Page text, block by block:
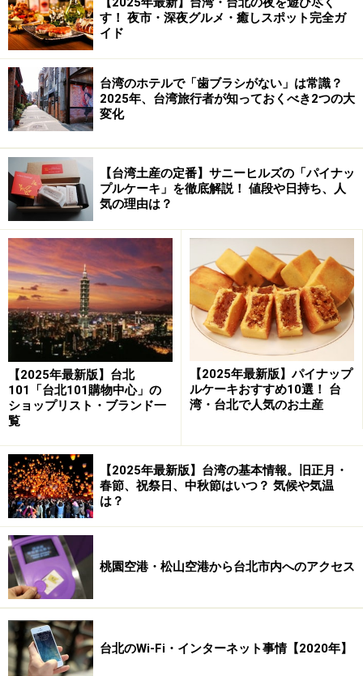
乗車チケットは始発駅などにあるカウンターで購入。24
時間営業で10～15分間隔で運行。大人片道350元、子ど
も片道200元、往復大人630元、学生・軍人片道300元、
12枚綴り回数券3500元。平日、休日ともに料金は同じ。
全席座席指定なので、チケットにある座席番号と同じ座
席に座ります。ポイントカードもあり、12回乗車すると
粗品が貰えます（最初の乗車時から6ヶ月間有効）。
バスはもちろん2階建てバス。かつては
尊龍客運の企業カラーとなっています。座席は豪勢な両
側1列ずつのゆったり座席。ただし、最後部は4人掛けな
のでご注意ください。
バス車内には係員はいませんが、何かあれば運転手に伝
えてください。言葉ができない方は筆談になってしまう
ので、運転中の運転手に話しかけるわけにもいきませ
ん。なので、座席の周囲にいる人となんとかコミュニケ
ーションをとることになります。
台湾の中・長距離バスは高速道路で1
す！ 夜市・深夜グルメ・癒しスポット完全ガ
イド
台湾のホテルで「歯ブラシがない」は常識？
2025年、台湾旅行者が知っておくべき2つの大
変化
【台湾土産の定番】サニーヒルズの「パイナッ
プルケーキ」を徹底解説！ 値段や日持ち、人
気の理由は？
【2025年最新版】台北
101「台北101購物中心」の
ショップリスト・ブランド一
覧
【2025年最新版】パイナップ
ルケーキおすすめ10選！ 台
湾・台北で人気のお土産
【2025年最新版】台湾の基本情報。旧正月・
春節、祝祭日、中秋節はいつ？ 気候や気温
は？
桃園空港・松山空港から台北市内へのアクセス
台北のWi-Fi・インターネット事情【2020年】